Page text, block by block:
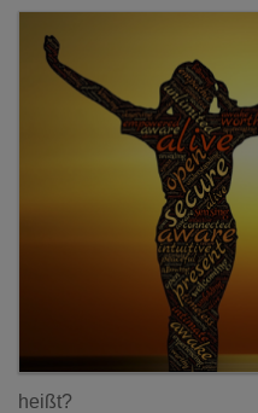
heißt?